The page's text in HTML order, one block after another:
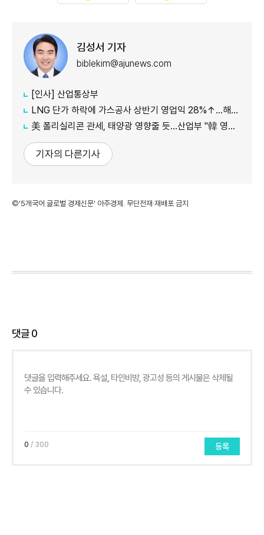
김성서 기자
biblekim@ajunews.com
[인사] 산업통상부
LNG 단가 하락에 가스공사 상반기 영업익 28%↑…해외사업 호조도 한몫
美 폴리실리콘 관세, 태양광 영향줄 듯…산업부 "韓 영향 최소화 협의"
기자의 다른기사
©'5개국어 글로벌 경제신문' 아주경제. 무단전재·재배포 금지
댓글0
0 / 300 등록